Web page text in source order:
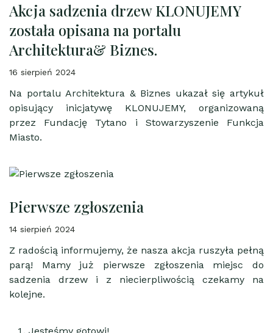
Akcja sadzenia drzew KLONUJEMY
została opisana na portalu
Architektura& Biznes.
16 sierpień 2024
Na portalu Architektura & Biznes ukazał się artykuł
opisujący inicjatywę KLONUJEMY, organizowaną
przez Fundację Tytano i Stowarzyszenie Funkcja
Miasto.
Pierwsze zgłoszenia
14 sierpień 2024
Z radością informujemy, że nasza akcja ruszyła pełną
parą! Mamy już pierwsze zgłoszenia miejsc do
sadzenia drzew i z niecierpliwością czekamy na
kolejne.